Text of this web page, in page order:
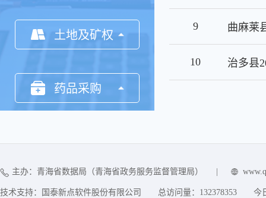
土地及矿权
药品采购
要素交易
9
10
主办：青海省数据局（青海省政务服务监督管理局）
技术支持：国泰新点软件股份有限公司 总访问量： 132378353 今